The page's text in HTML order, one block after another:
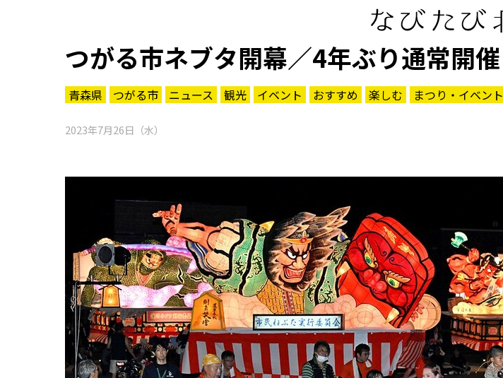
つがる市ネブタ開幕／4年ぶり通常開催
青森県 つがる市 ニュース 観光 イベント おすすめ 楽しむ まつり・イベント
2023年7月26日（水）
パワースポット